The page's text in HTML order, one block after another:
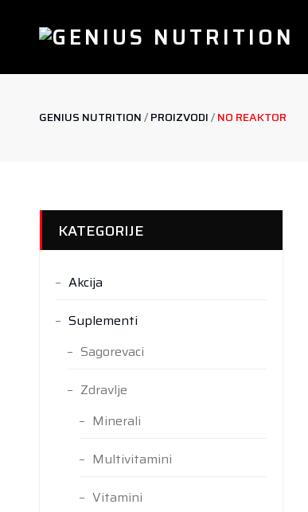
GENIUS NUTRITION/PROIZVODI/NO REAKTOR
KATEGORIJE
Akcija
Suplementi
Sagorevaci
Zdravlje
Minerali
Multivitamini
Vitamini